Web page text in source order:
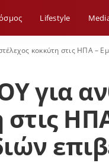
Lifestyle
κοκκύτη στις ΗΠΑ –
για